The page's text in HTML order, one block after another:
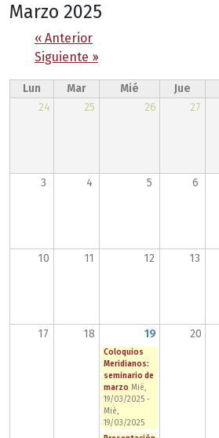
Marzo 2025
Paginación
‹‹ Anterior
Siguiente ››
Lun Mar Mié Jue
24
25 26 27
3 4 5 6
10 11 12 13
17 18 19 20
Coloquios
Meridianos:
seminario de
marzo Mié,
19/03/2025 -
Mié,
19/03/2025